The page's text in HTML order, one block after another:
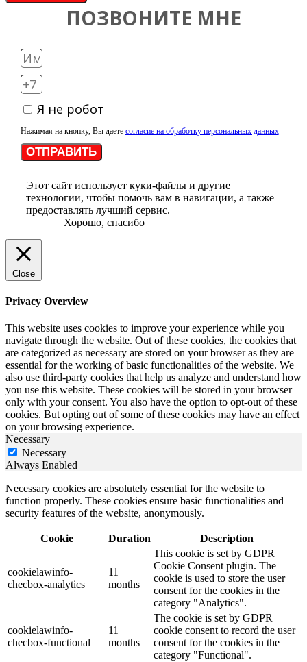
ПОЗВОНИТЕ МНЕ
Я не робот
Нажимая на кнопку, Вы даете согласие на обработку персональных данных
ОТПРАВИТЬ
Этот сайт использует куки-файлы и другие
технологии, чтобы помочь вам в навигации, а также
предоставлять лучший сервис.
Хорошо, спасибо
Close
Privacy Overview
This website uses cookies to improve your experience while you
navigate through the website. Out of these cookies, the cookies that
are categorized as necessary are stored on your browser as they are
essential for the working of basic functionalities of the website. We
also use third-party cookies that help us analyze and understand how
you use this website. These cookies will be stored in your browser
only with your consent. You also have the option to opt-out of these
cookies. But opting out of some of these cookies may have an effect
on your browsing experience.
Necessary
Necessary
Always Enabled
Necessary cookies are absolutely essential for the website to
function properly. These cookies ensure basic functionalities and
security features of the website, anonymously.
Cookie Duration Description
cookielawinfo-
checbox-analytics
11
months
This cookie is set by GDPR
Cookie Consent plugin. The
cookie is used to store the user
consent for the cookies in the
category "Analytics".
cookielawinfo-
checbox-functional
11
months
The cookie is set by GDPR
cookie consent to record the user
consent for the cookies in the
category "Functional".